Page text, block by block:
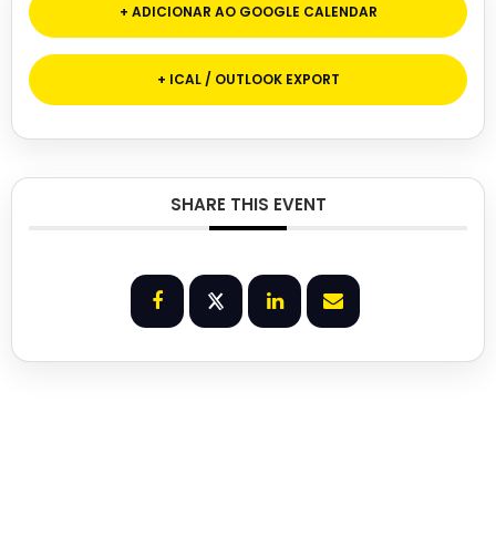
+ ADICIONAR AO GOOGLE CALENDAR
+ ICAL / OUTLOOK EXPORT
SHARE THIS EVENT